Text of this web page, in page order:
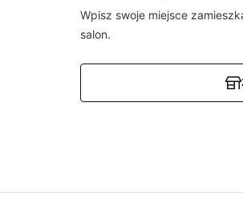
zakupiły produkt.Dodaj
Wpisz swoje miejsce
salon.